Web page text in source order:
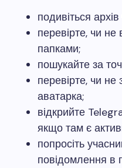
подивіться архів
перевірте, чи не
папками;
пошукайте за
перевірте, чи
аватарка;
відкрийте
якщо там є
попросіть
повідомлення в